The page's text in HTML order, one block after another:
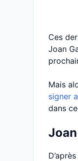
Ces
Joan
Mais
signer
dans